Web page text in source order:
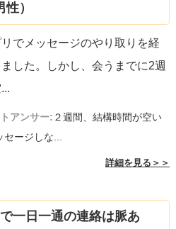
）
でメッセージのやり取りを経
した。しかし、会うまでに2週
...
アンサー: ２週間、結構時間が空い
セージしな...
詳細を見る＞＞
一日一通の連絡は脈あ